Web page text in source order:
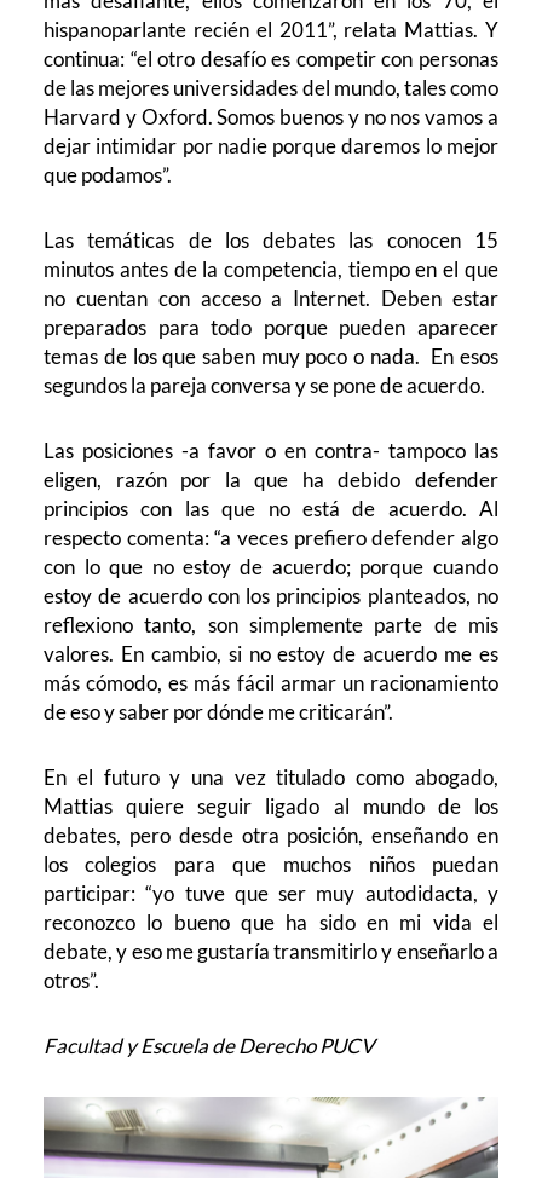
hispanoparlante recién el 2011”, relata Mattias. Y
continua: “el otro desafío es competir con personas
de las mejores universidades del mundo, tales como
Harvard y Oxford. Somos buenos y no nos vamos a
dejar intimidar por nadie porque daremos lo mejor
que podamos”.
Las temáticas de los debates las conocen 15
minutos antes de la competencia, tiempo en el que
no cuentan con acceso a Internet. Deben estar
preparados para todo porque pueden aparecer
temas de los que saben muy poco o nada. En esos
segundos la pareja conversa y se pone de acuerdo.
Las posiciones -a favor o en contra- tampoco las
eligen, razón por la que ha debido defender
principios con las que no está de acuerdo. Al
respecto comenta: “a veces prefiero defender algo
con lo que no estoy de acuerdo; porque cuando
estoy de acuerdo con los principios planteados, no
reflexiono tanto, son simplemente parte de mis
valores. En cambio, si no estoy de acuerdo me es
más cómodo, es más fácil armar un racionamiento
de eso y saber por dónde me criticarán”.
En el futuro y una vez titulado como abogado,
Mattias quiere seguir ligado al mundo de los
debates, pero desde otra posición, enseñando en
los colegios para que muchos niños puedan
participar: “yo tuve que ser muy autodidacta, y
reconozco lo bueno que ha sido en mi vida el
debate, y eso me gustaría transmitirlo y enseñarlo a
otros”.
Facultad y Escuela de Derecho PUCV